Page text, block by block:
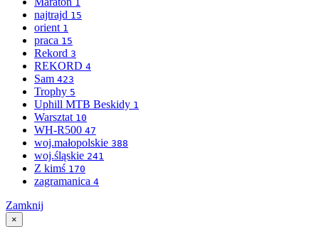
1
najtrajd 15
orient 1
praca 15
Rekord 3
REKORD 4
Sam 423
Trophy 5
Uphill MTB Beskidy 1
Warsztat 10
WH-R500 47
woj.małopolskie 388
woj.śląskie 241
Z kimś 170
zagramanica 4
Zamknij
×